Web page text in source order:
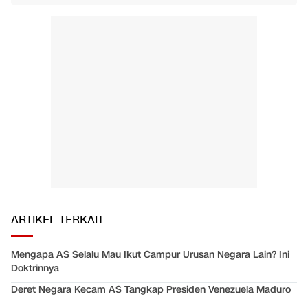
ARTIKEL TERKAIT
Mengapa AS Selalu Mau Ikut Campur Urusan Negara Lain? Ini
Doktrinnya
Deret Negara Kecam AS Tangkap Presiden Venezuela Maduro